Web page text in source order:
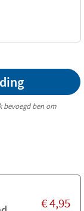
bevoegd ben om
€4,95